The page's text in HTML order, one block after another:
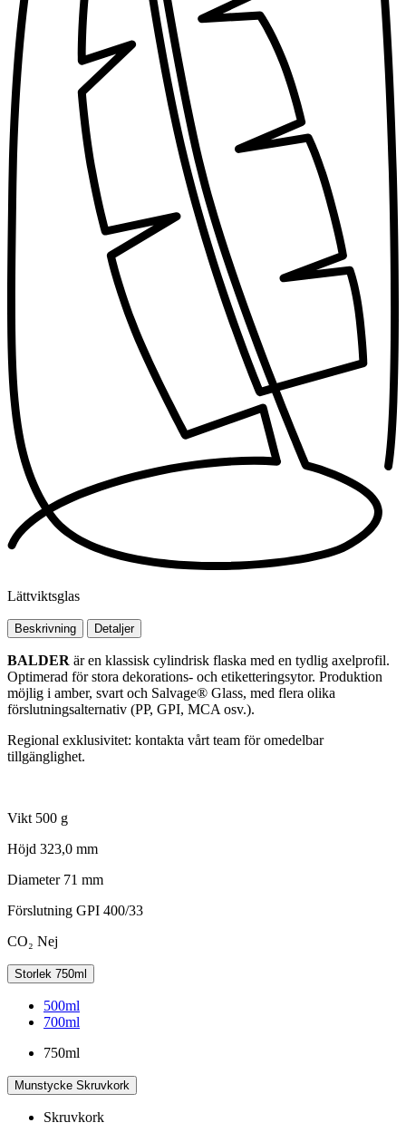
Lättviktsglas
Beskrivning Detaljer
BALDER är en klassisk cylindrisk flaska med en tydlig axelprofil.
Optimerad för stora dekorations- och etiketteringsytor. Produktion
möjlig i amber, svart och Salvage® Glass, med flera olika
förslutningsalternativ (PP, GPI, MCA osv.).
Regional exklusivitet: kontakta vårt team för omedelbar
tillgänglighet.
Vikt 500 g
Höjd 323,0 mm
Diameter 71 mm
Förslutning GPI 400/33
CO₂ Nej
Storlek 750ml
500ml
700ml
750ml
Munstycke Skruvkork
Skruvkork